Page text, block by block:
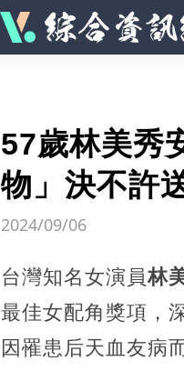
57歲林美秀
物」決不許
2024/09/06
台灣知名女演員林
最佳女配角獎項，
因罹患后天血友病